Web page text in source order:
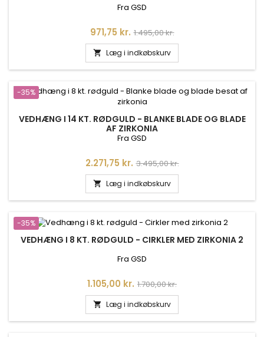
Fra GSD
Pris
971,75 kr. Normalpris
1.495,00 kr.
 Læg i indkøbskurv
-35%
VEDHÆNG I 14 KT. RØDGULD - BLANKE BLADE OG BLADE
AF ZIRKONIA
Fra GSD
Pris
2.271,75 kr. Normalpris
3.495,00 kr.
 Læg i indkøbskurv
-35%
VEDHÆNG I 8 KT. RØDGULD - CIRKLER MED ZIRKONIA 2
Fra GSD
Pris
1.105,00 kr. Normalpris
1.700,00 kr.
 Læg i indkøbskurv